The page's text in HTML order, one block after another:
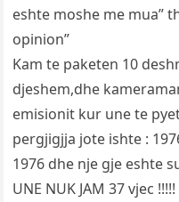
eshte moshe me mua”
opinion”
Kam te paketen 10
djeshem,dhe
emisionit kur une te
pergjigjja jote ishte :
1976 dhe nje gje eshte
UNE NUK JAM 37 vjec !!!!!